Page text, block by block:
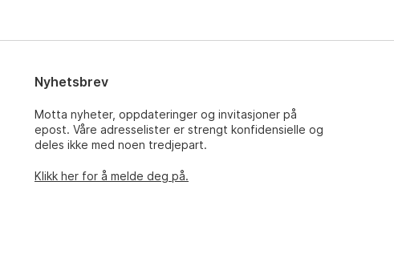
Nyhetsbrev
Motta nyheter, oppdateringer og invitasjoner på
epost. Våre adresselister er strengt konfidensielle og
deles ikke med noen tredjepart.
Klikk her for å melde deg på.